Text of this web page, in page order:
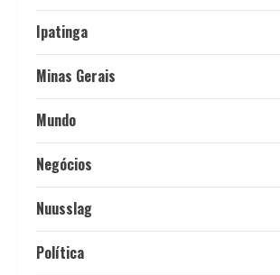
Ipatinga
Minas Gerais
Mundo
Negócios
Nuusslag
Política